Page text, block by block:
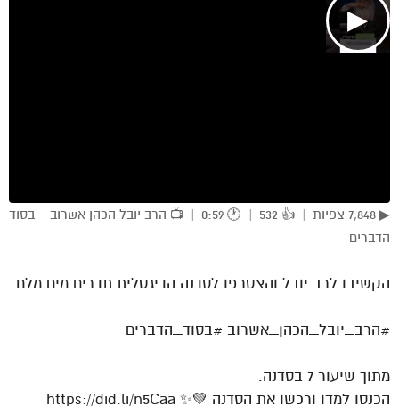
▶
▶ 7,848 צפיות | 👍 532 | 🕐 0:59 | 📺 הרב יובל הכהן אשרוב – בסוד
הדברים
הקשיבו לרב יובל והצטרפו לסדנה הדיגטלית תדרים מים מלח.
#הרב_יובל_הכהן_אשרוב #בסוד_הדברים
מתוך שיעור 7 בסדנה.
הכנסו למדו ורכשו את הסדנה 💚✨ https://did.li/n5Caa